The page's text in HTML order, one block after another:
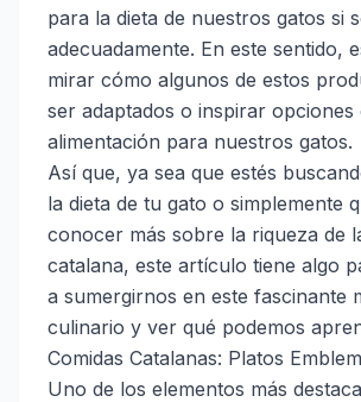
para la dieta de nuestros gatos si
adecuadamente. En este sentido,
mirar cómo algunos de estos
ser adaptados o inspirar opciones
alimentación para nuestros gatos.
Así que, ya sea que estés
la dieta de tu gato o simplemente
conocer más sobre la riqueza de
catalana, este artículo tiene algo
a sumergirnos en este fascinante
culinario y ver qué podemos
Comidas Catalanas: Platos
Uno de los elementos más